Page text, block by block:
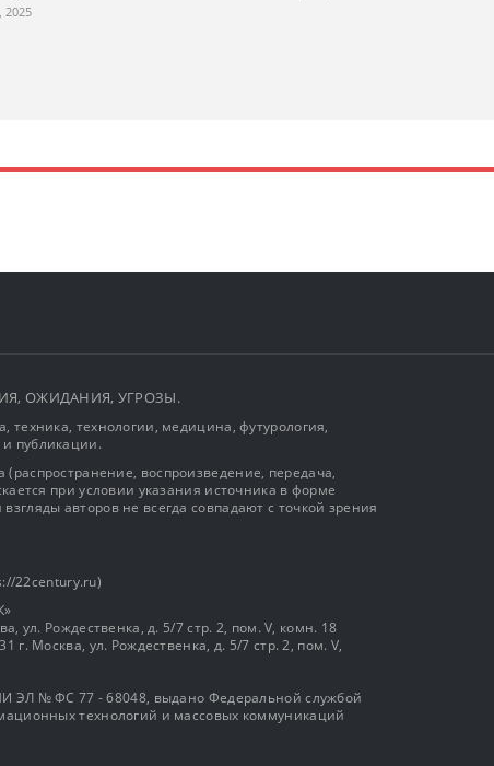
2025
ОЖИДАНИЯ, УГРОЗЫ.
техника, технологии, медицина, футурология,
публикации.
воспроизведение, передача,
при условии указания источника в форме
авторов не всегда совпадают с точкой зрения
22century.ru)
ул. Рождественка, д. 5/7 стр. 2, пом. V, комн. 18
г. Москва, ул. Рождественка, д. 5/7 стр. 2, пом. V,
ЭЛ № ФС 77 - 68048, выдано Федеральной службой
технологий и массовых коммуникаций